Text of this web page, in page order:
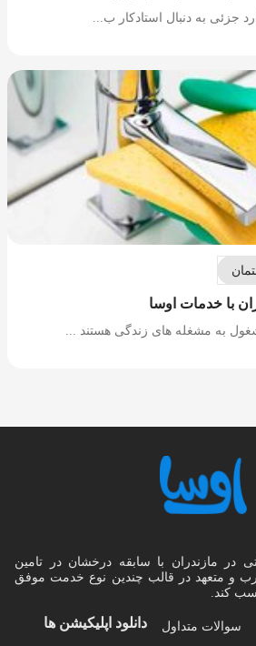
جزئی به دنبال استادکار ب...
با خدمات اوسا
به مشغله های زندگی هستند ...
در مازندران با سابقه درخشان در تامین
و متعهد در قالب چندین نوع خدمت موفق
کند.
سوالات متداول دانلود اپلیکیشن‌ ها